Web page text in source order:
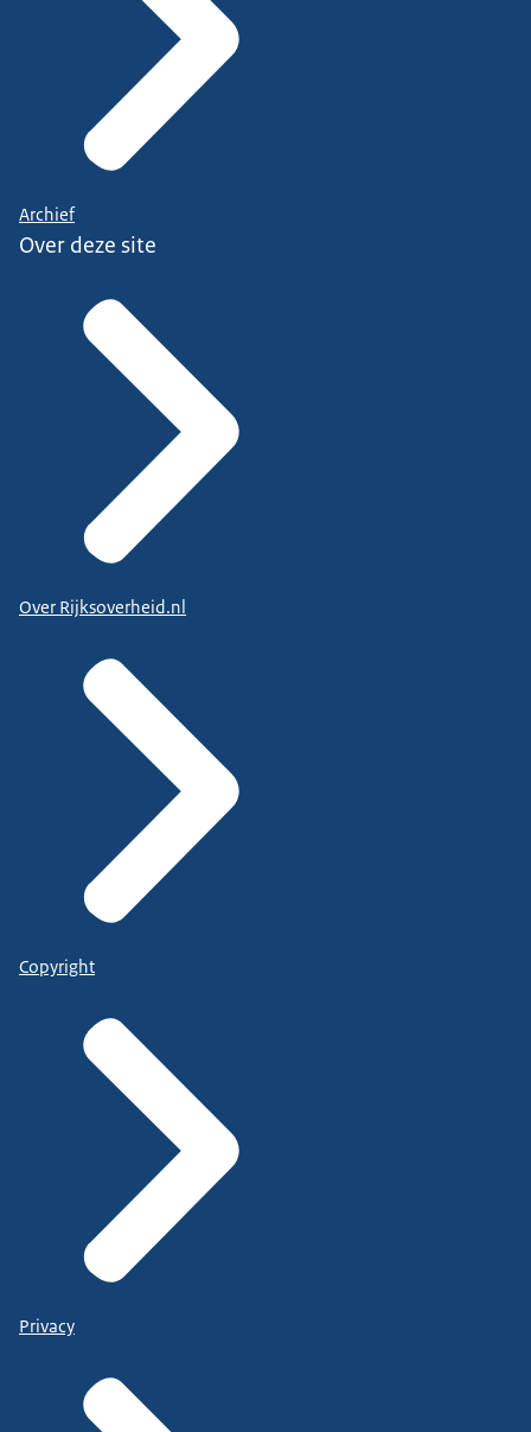
Archief
Over deze site
Over Rijksoverheid.nl
Copyright
Privacy